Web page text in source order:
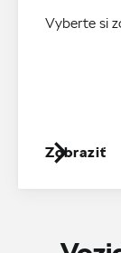
Vyberte si
Zobraziť